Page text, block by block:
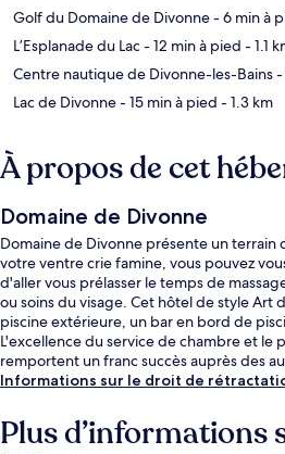
Golf du Domaine de Divonne- 6 min à
L’Esplanade du Lac- 12 min à pied - 1.1
Centre nautique de Divonne-les-Bains-
Lac de Divonne- 15 min à pied - 1.3 km
À propos de cet
Domaine de Divonne
Domaine de Divonne présente un terrain
votre ventre crie famine, vous pouvez
d'aller vous prélasser le temps de
ou soins du visage. Cet hôtel de style Art
piscine extérieure, un bar en bord de
L'excellence du service de chambre et le
remportent un franc succès auprès des
Informations sur le droit de
Plus d’informations